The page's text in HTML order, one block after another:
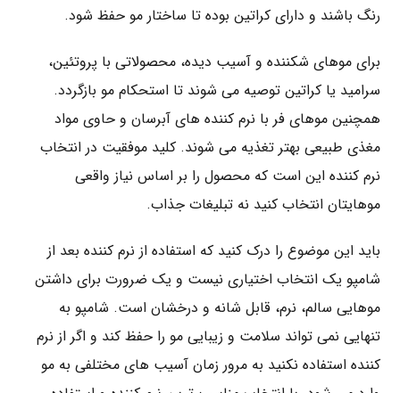
رنگ باشند و دارای کراتین بوده تا ساختار مو حفظ شود.
برای موهای شکننده و آسیب ‌دیده، محصولاتی با پروتئین،
سرامید یا کراتین توصیه می‌ شوند تا استحکام مو بازگردد.
همچنین موهای فر با نرم ‌کننده‌ های آبرسان و حاوی مواد
مغذی طبیعی بهتر تغذیه می ‌شوند. کلید موفقیت در انتخاب
نرم ‌کننده این است که محصول را بر اساس نیاز واقعی
موهایتان انتخاب کنید نه تبلیغات جذاب.
باید این موضوع را درک کنید که استفاده از نرم‌ کننده بعد از
شامپو یک انتخاب اختیاری نیست و یک ضرورت برای داشتن
موهایی سالم، نرم، قابل شانه و درخشان است. شامپو به‌
تنهایی نمی ‌تواند سلامت و زیبایی مو را حفظ کند و اگر از نرم‌
کننده استفاده نکنید به مرور زمان آسیب ‌های مختلفی به مو